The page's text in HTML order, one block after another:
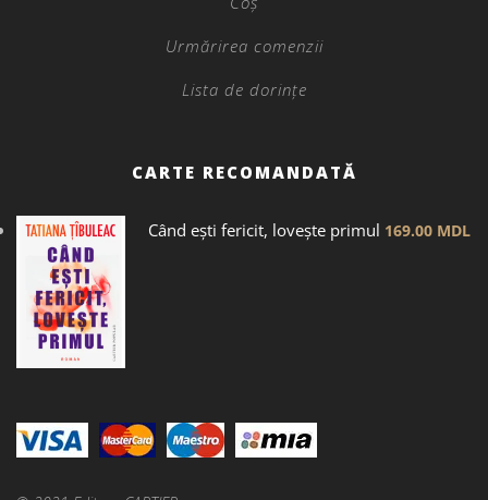
Urmărirea comenzii
Lista de dorințe
CARTE RECOMANDATĂ
Când ești fericit, lovește primul 169.00 MDL